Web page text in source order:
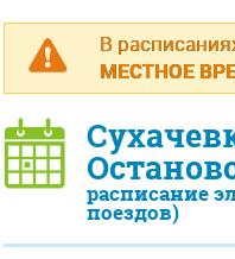
В
МЕСТНОЕ
расписание
поездов)